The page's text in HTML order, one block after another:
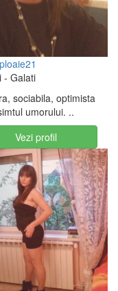
- Galati
sociabila, optimista
umorului. ..
Vezi profil